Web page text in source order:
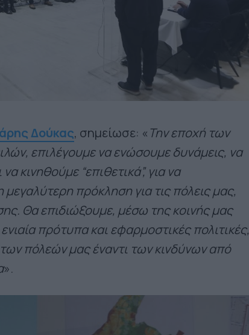
Δούκας, σημείωσε: «Την εποχή των
επιλέγουμε να ενώσουμε δυνάμεις, να
κινηθούμε “επιθετικά”, για να
πρόκληση για τις πόλεις μας,
Θα επιδιώξουμε, μέσω της κοινής μας
πρότυπα και εφαρμοστικές πολιτικές,
πόλεών μας έναντι των κινδύνων από
».